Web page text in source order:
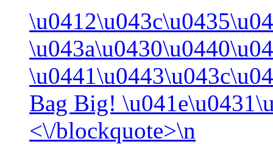
Bag Big!
<\/blockquote>\n